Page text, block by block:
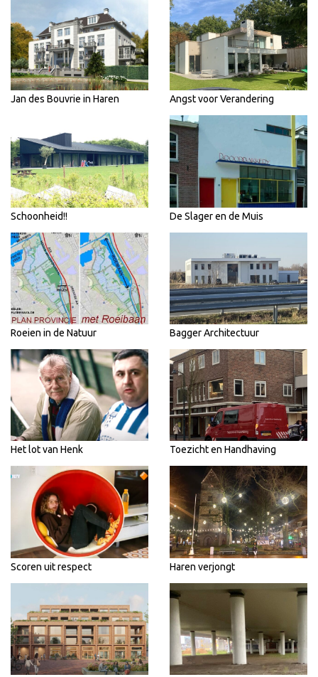
Jan des Bouvrie in Haren Angst voor Verandering
Schoonheid!! De Slager en de Muis
Roeien in de Natuur Bagger Architectuur
Het lot van Henk Toezicht en Handhaving
Scoren uit respect Haren verjongt